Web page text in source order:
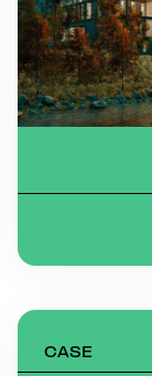
CASE